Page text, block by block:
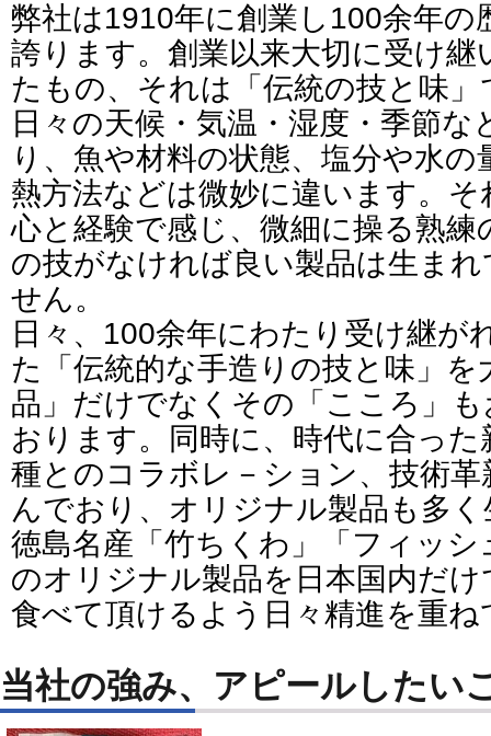
弊社は1910年に創業し100余年の
誇ります。創業以来大切に受け継
たもの、それは「伝統の技と味」
日々の天候・気温・湿度・季節な
り、魚や材料の状態、塩分や水の
熱方法などは微妙に違います。そ
心と経験で感じ、微細に操る熟練
の技がなければ良い製品は生ま
せん。
日々、100余年にわたり受け継が
た「伝統的な手造りの技と味」
品」だけでなくその「こころ」
おります。同時に、時代に合っ
種とのコラボレ－ション、技術
んでおり、オリジナル製品も多
徳島名産「竹ちくわ」「フィッ
のオリジナル製品を日本国内だ
食べて頂けるよう日々精進を重
当社の強み、アピールしたい